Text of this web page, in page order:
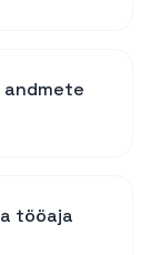
andmete
tööaja